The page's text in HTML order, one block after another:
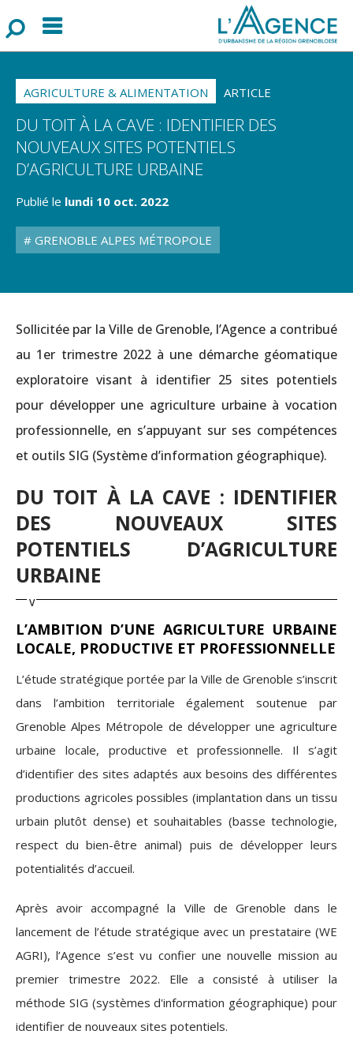
Menu
AGRICULTURE & ALIMENTATION ARTICLE
DU TOIT À LA CAVE : IDENTIFIER DES
NOUVEAUX SITES POTENTIELS
D’AGRICULTURE URBAINE
Publié le lundi 10 oct. 2022
GRENOBLE ALPES MÉTROPOLE
Sollicitée par la Ville de Grenoble, l’Agence a contribué
au 1er trimestre 2022 à une démarche géomatique
exploratoire visant à identifier 25 sites potentiels
pour développer une agriculture urbaine à vocation
professionnelle, en s’appuyant sur ses compétences
et outils SIG (Système d’information géographique).
DU TOIT À LA CAVE : IDENTIFIER
DES NOUVEAUX SITES
POTENTIELS D’AGRICULTURE
URBAINE
L’AMBITION D’UNE AGRICULTURE URBAINE
LOCALE, PRODUCTIVE ET PROFESSIONNELLE
L’étude stratégique portée par la Ville de Grenoble s’inscrit
dans l’ambition territoriale également soutenue par
Grenoble Alpes Métropole de développer une agriculture
urbaine locale, productive et professionnelle. Il s’agit
d’identifier des sites adaptés aux besoins des différentes
productions agricoles possibles (implantation dans un tissu
urbain plutôt dense) et souhaitables (basse technologie,
respect du bien-être animal) puis de développer leurs
potentialités d’accueil.
Après avoir accompagné la Ville de Grenoble dans le
lancement de l’étude stratégique avec un prestataire (WE
AGRI), l’Agence s’est vu confier une nouvelle mission au
premier trimestre 2022. Elle a consisté à utiliser la
méthode SIG (systèmes d'information géographique) pour
identifier de nouveaux sites potentiels.